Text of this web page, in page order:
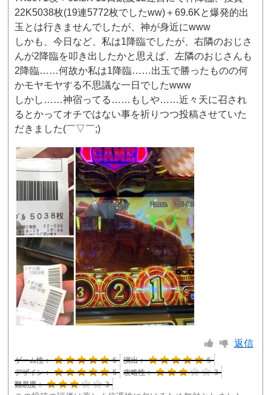
22K5038枚(19連5772枚でしたww)＋69.6Kと爆発的出
玉とは行きませんでしたが、神が身近にwww
しかも、今日など、私は1降臨でしたが、右隣のおじさ
んが2降臨を叩き出したかと思えば、左隣のおじさんも
2降臨……何故か私は1降臨……出玉で勝ったものの何
かモヤモヤする不思議な一日でしたwww
しかし……神宿ってる……もしや……近々天に召され
るとかってオチではない事を祈りつつ投稿させていた
だきました(￣▽￣;)
返信
ゲーム性： 5 演出：
5
デザイン：
5 攻略性：
3
難易度：
3